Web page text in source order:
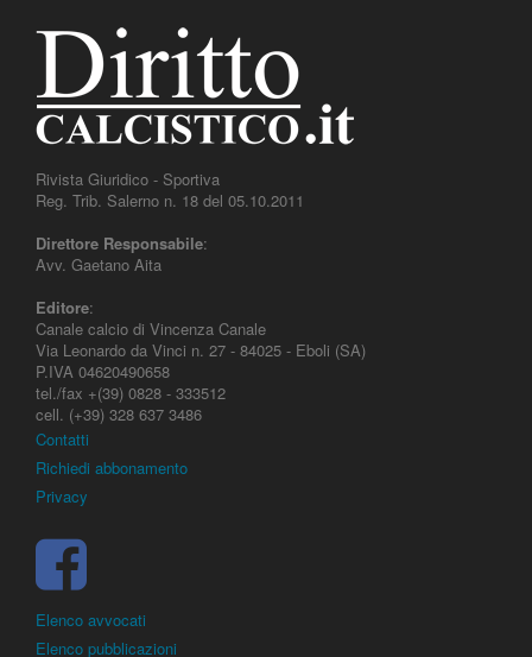
Rivista Giuridico - Sportiva
Reg. Trib. Salerno n. 18 del 05.10.2011
Direttore Responsabile:
Avv. Gaetano Aita
Editore:
Canale calcio di Vincenza Canale
Via Leonardo da Vinci n. 27 - 84025 - Eboli (SA)
P.IVA 04620490658
tel./fax +(39) 0828 - 333512
cell. (+39) 328 637 3486
Contatti
Richiedi abbonamento
Privacy
Elenco avvocati
Elenco pubblicazioni